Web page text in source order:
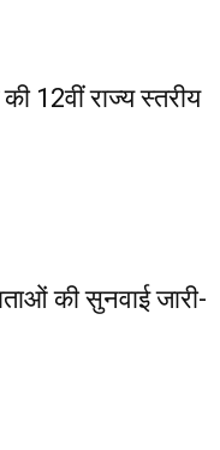
12वीं राज्य स्तरीय
की सुनवाई जारी-